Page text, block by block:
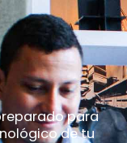
para
de tu